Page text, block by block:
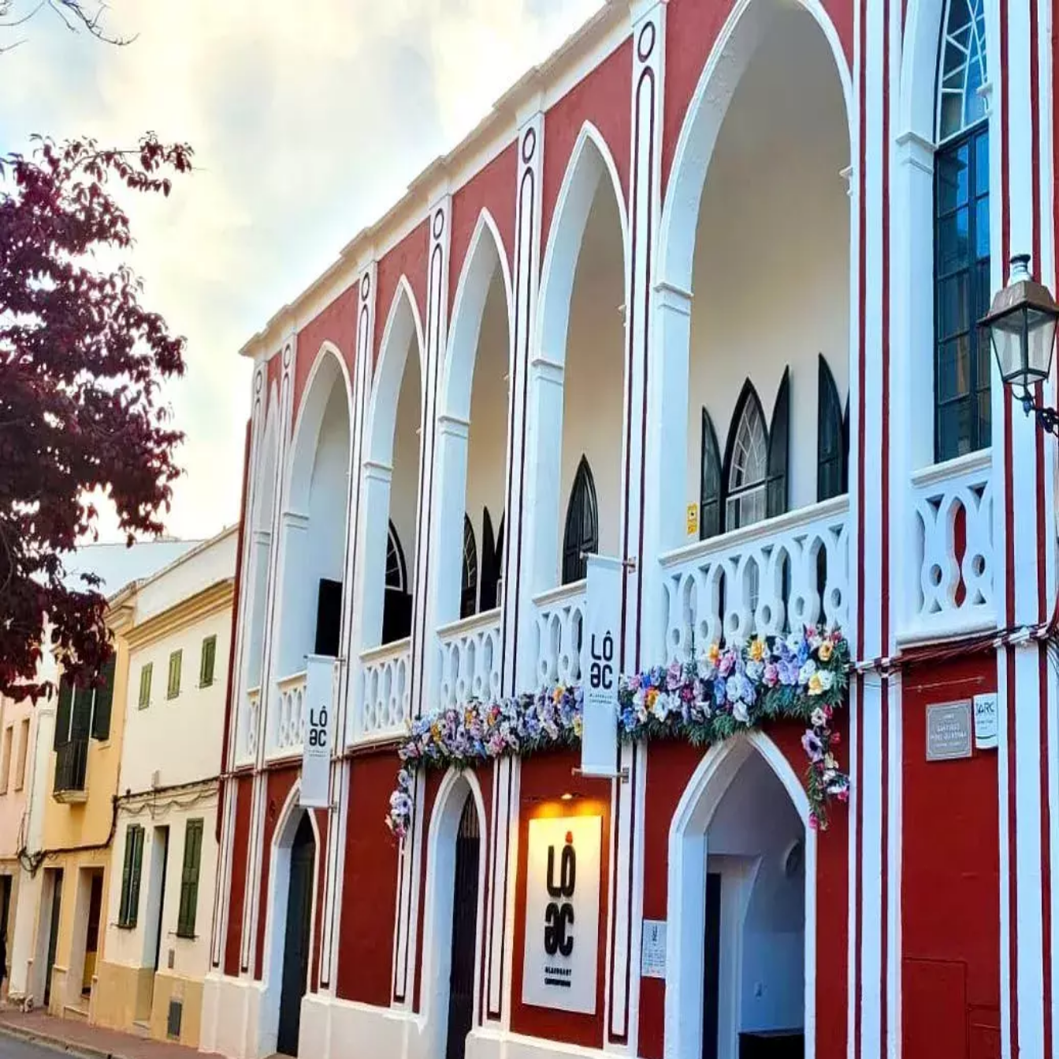
Menorca Explorer
Agenda
Menorca
L'Illa Informació d'interès CulturaReserva de la BiosferaFestesCamí de Cavalls
Guia
Menjar & Beure Serveis
Tips
Català
Menorca
Guia
Tips
Català
LÔAC - Art Contemporani
...
Menorca Explorer
Pobles
Alaior
LÔAC - Art Contemporani